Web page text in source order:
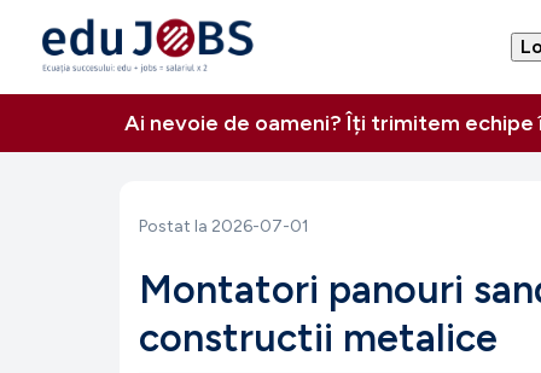
Ai nevoie de oameni? Îți trimitem
Postat la 2026-07-01
Montatori panouri
constructii metalice